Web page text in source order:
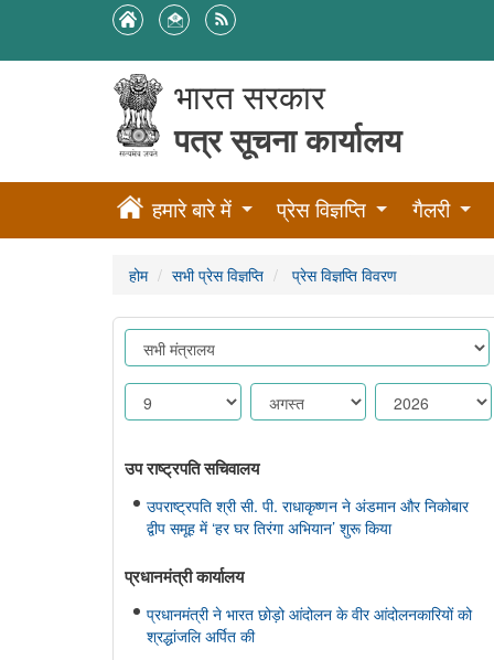
भारत सरकार
पत्र सूचना कार्यालय
हमारे बारे में प्रेस विज्ञप्ति गैलरी
होम सभी प्रेस विज्ञप्ति प्रेस विज्ञप्ति विवरण
उप राष्ट्रपति सचिवालय
उपराष्ट्रपति श्री सी. पी. राधाकृष्णन ने अंडमान और निकोबार
द्वीप समूह में ‘हर घर तिरंगा अभियान’ शुरू किया
प्रधानमंत्री कार्यालय
प्रधानमंत्री ने भारत छोड़ो आंदोलन के वीर आंदोलनकारियों को
श्रद्धांजलि अर्पित की